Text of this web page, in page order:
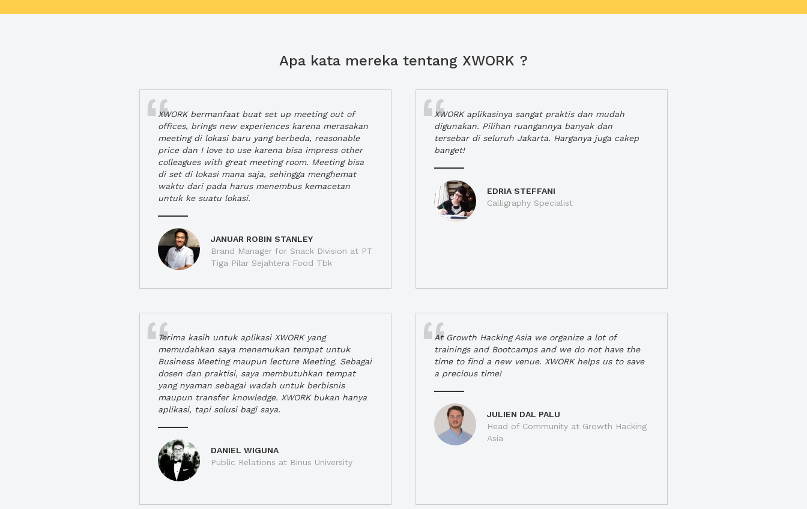
Apa kata mereka tentang XWORK ?
XWORK bermanfaat buat set up meeting out of
offices, brings new experiences karena merasakan
meeting di lokasi baru yang berbeda, reasonable
price dan I love to use karena bisa impress other
colleagues with great meeting room. Meeting bisa
di set di lokasi mana saja, sehingga menghemat
waktu dari pada harus menembus kemacetan
untuk ke suatu lokasi.
JANUAR ROBIN STANLEY
Brand Manager for Snack Division at PT
Tiga Pilar Sejahtera Food Tbk
XWORK aplikasinya sangat praktis dan mudah
digunakan. Pilihan ruangannya banyak dan
tersebar di seluruh Jakarta. Harganya juga cakep
banget!
EDRIA STEFFANI
Calligraphy Specialist
Terima kasih untuk aplikasi XWORK yang
memudahkan saya menemukan tempat untuk
Business Meeting maupun lecture Meeting. Sebagai
dosen dan praktisi, saya membutuhkan tempat
yang nyaman sebagai wadah untuk berbisnis
maupun transfer knowledge. XWORK bukan hanya
aplikasi, tapi solusi bagi saya.
DANIEL WIGUNA
Public Relations at Binus University
At Growth Hacking Asia we organize a lot of
trainings and Bootcamps and we do not have the
time to find a new venue. XWORK helps us to save
a precious time!
JULIEN DAL PALU
Head of Community at Growth Hacking
Asia